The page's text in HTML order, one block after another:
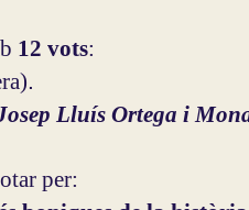
12 vots:
.
Lluís Ortega i
per: